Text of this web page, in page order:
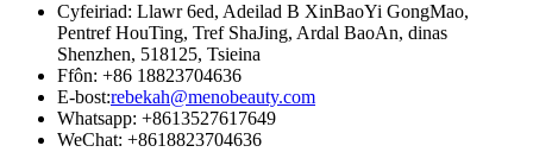
Cyfeiriad: Llawr 6ed, Adeilad B XinBaoYi GongMao,
Pentref HouTing, Tref ShaJing, Ardal BaoAn, dinas
Shenzhen, 518125, Tsieina
Ffôn: +86 18823704636
E-bost:rebekah@menobeauty.com
Whatsapp: +8613527617649
WeChat: +8618823704636